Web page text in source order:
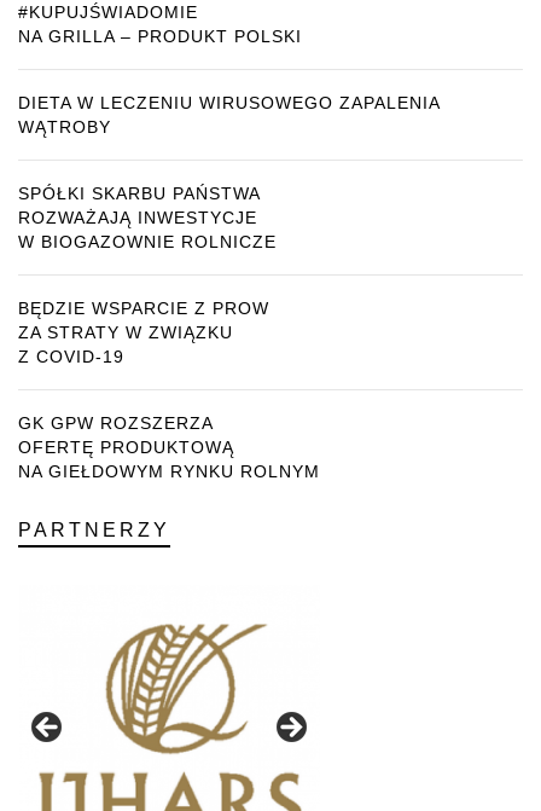
#KUPUJŚWIADOMIE
NA GRILLA – PRODUKT POLSKI
DIETA W LECZENIU WIRUSOWEGO ZAPALENIA
WĄTROBY
SPÓŁKI SKARBU PAŃSTWA
ROZWAŻAJĄ INWESTYCJE
W BIOGAZOWNIE ROLNICZE
BĘDZIE WSPARCIE Z PROW
ZA STRATY W ZWIĄZKU
Z COVID-19
GK GPW ROZSZERZA
OFERTĘ PRODUKTOWĄ
NA GIEŁDOWYM RYNKU ROLNYM
PARTNERZY